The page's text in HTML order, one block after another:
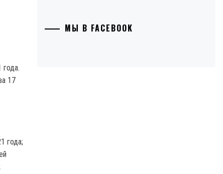
года.
17
года;
МЫ В FACEBOOK